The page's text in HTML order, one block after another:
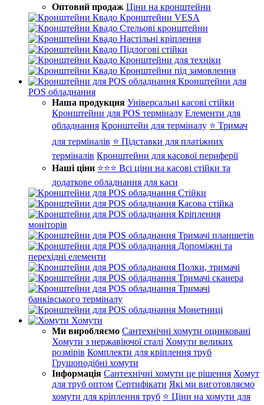
Оптовий продаж Ціни на кронштейни
Кронштейни VESA
Стельові кронштейни
Настільні кріплення
Підлогові стійки
Кронштейни для техніки
Кронштейни під замовлення
Кронштейни для
POS обладнання
Наша продукция Універсальні касові стійки
Кронштейни для POS терміналу Елементи для
обладнання Кронштейн для терміналу ⭐ Тримач
для терміналів ⭐ Підставки для платіжних
терміналів Кронштейни для касової периферії
Наші ціни ⭐⭐⭐ Всі ціни на касові стійки та
додаткове обладнання для каси
Стійки
Касова стійка
Кріплення
моніторів
Тримачі планшетів
Допоміжні та
перехідні елементи
Полки, тримачі
Тримачі сканера
Тримачі
банківського терміналу
Монетниці
Хомути
Ми виробляємо Сантехнічні хомути оцинковані
Хомути з нержавіючої сталі Хомути великих
розмірів Комплекти для кріплення труб
Грушоподібні хомути
Інформація Сантехнічні хомути це рішення Хомут
для труб оптом Сертифікати Які ми виготовляємо
хомути для кріплення труб ⭐ Ціни на хомути для